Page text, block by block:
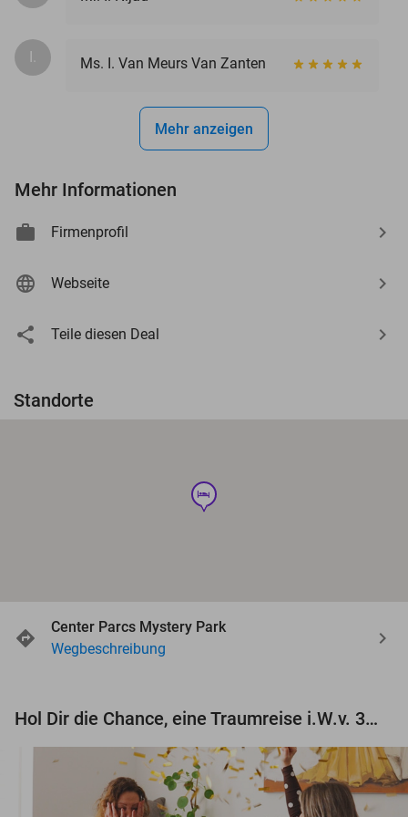
I. Ms. I. Van Meurs Van Zanten
Mehr anzeigen
Mehr Informationen
Firmenprofil
Webseite
Teile diesen Deal
Standorte
hotel
Center Parcs Mystery Park
Wegbeschreibung
Hol Dir die Chance, eine Traumreise i.W.v. 3.000 € zu gewinnen!